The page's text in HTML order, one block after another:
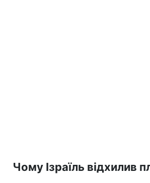
Чому Ізраїль відхилив